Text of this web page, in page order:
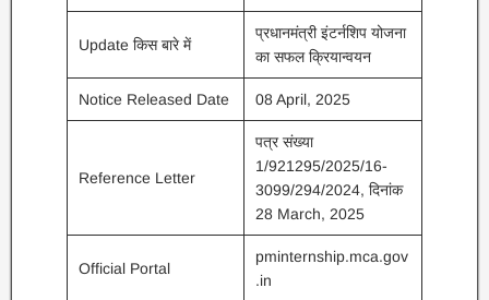
Update किस बारे में
प्रधानमंत्री इंटर्नशिप योजना
का सफल क्रियान्वयन
Notice Released Date 08 April, 2025
Reference Letter
पत्र संख्या
1/921295/2025/16-
3099/294/2024, दिनांक
28 March, 2025
Official Portal
pminternship.mca.gov
.in